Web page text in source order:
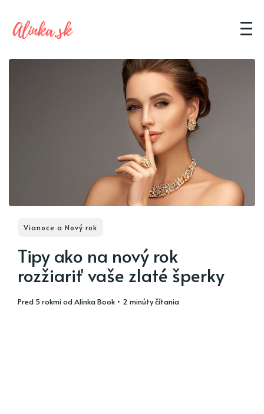
Vianoce a Nový rok
Tipy ako na nový rok
rozžiariť vaše zlaté šperky
pred 5 rokmiodAlinka Book • 2 minúty čítania